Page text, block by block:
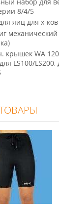
8/4/5
яиц для х-
механический
крышек WA
LS100/LS200,